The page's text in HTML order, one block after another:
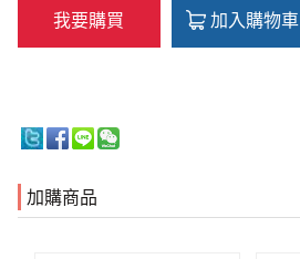
我要購買 加入購物車
加購商品